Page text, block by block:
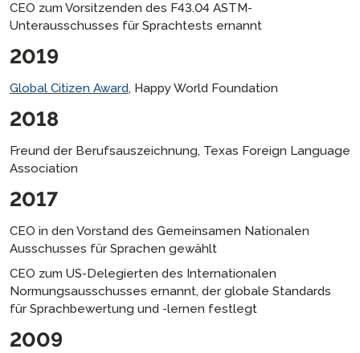
CEO zum Vorsitzenden des F43.04 ASTM-
Unterausschusses für Sprachtests ernannt
2019
Global Citizen Award, Happy World Foundation
2018
Freund der Berufsauszeichnung, Texas Foreign Language
Association
2017
CEO in den Vorstand des Gemeinsamen Nationalen
Ausschusses für Sprachen gewählt
CEO zum US-Delegierten des Internationalen
Normungsausschusses ernannt, der globale Standards
für Sprachbewertung und -lernen festlegt
2009